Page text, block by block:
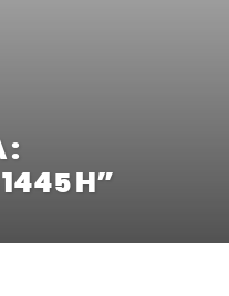
:
1445 H”